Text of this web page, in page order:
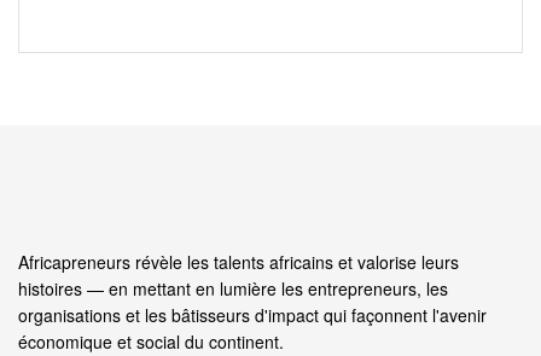
Africapreneurs révèle les talents africains et valorise leurs
histoires — en mettant en lumière les entrepreneurs, les
organisations et les bâtisseurs d'impact qui façonnent l'avenir
économique et social du continent.